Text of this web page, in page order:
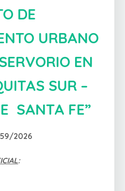
DE
URBANO
EN
SUR –
SANTA FE”
2026
: